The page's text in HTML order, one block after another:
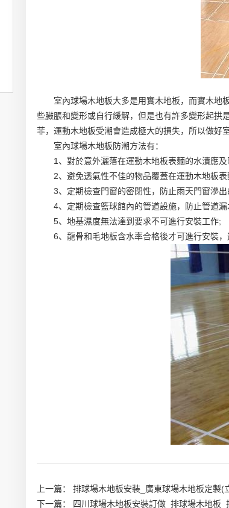
室內球場木地板大多是用實木地板，而實木地
些臌脹和變形或自行緩解，但是也有許多變形起拱
菲，運動木地板受潮會造成極大的損失，所以做好
室內球場木地板防潮方法有：
1、對於意外灑落在運動木地板表麵的水漬應及
2、避免透氣性不佳的物品覆蓋在運動木地板表
3、定期檢查門窗的密閉性，防止雨天門窗滲出
4、定期檢查籃球館內的管道設施，防止管道漏
5、地基濕度無法達到要求不可進行安裝工作;
6、龍骨和毛地板含水率合格後才可進行安裝，
上一篇：
排球場木地板安裝_廣東球場木地板定製(
下一篇：
四川球場木地板安裝訂做_排球場木地板